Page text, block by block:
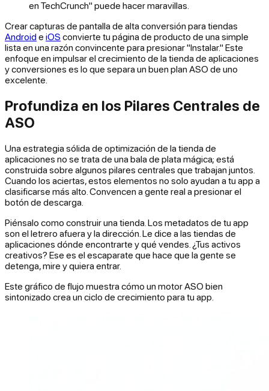
en TechCrunch" puede hacer maravillas.
Crear capturas de pantalla de alta conversión para tiendas
Android e iOS convierte tu página de producto de una simple
lista en una razón convincente para presionar "Instalar." Este
enfoque en impulsar el crecimiento de la tienda de aplicaciones
y conversiones es lo que separa un buen plan ASO de uno
excelente.
Profundiza en los Pilares Centrales de
ASO
Una estrategia sólida de optimización de la tienda de
aplicaciones no se trata de una bala de plata mágica; está
construida sobre algunos pilares centrales que trabajan juntos.
Cuando los aciertas, estos elementos no solo ayudan a tu app a
clasificarse más alto. Convencen a gente real a presionar el
botón de descarga.
Piénsalo como construir una tienda. Los metadatos de tu app
son el letrero afuera y la dirección. Le dice a las tiendas de
aplicaciones dónde encontrarte y qué vendes. ¿Tus activos
creativos? Ese es el escaparate que hace que la gente se
detenga, mire y quiera entrar.
Este gráfico de flujo muestra cómo un motor ASO bien
sintonizado crea un ciclo de crecimiento para tu app.